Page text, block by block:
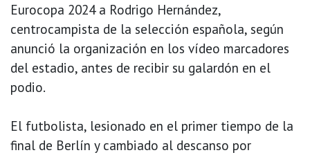
Eurocopa 2024 a Rodrigo Hernández,
centrocampista de la selección española, según
anunció la organización en los vídeo marcadores
del estadio, antes de recibir su galardón en el
podio.
El futbolista, lesionado en el primer tiempo de la
final de Berlín y cambiado al descanso por